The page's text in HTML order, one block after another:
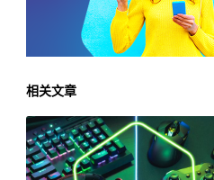
相关文章